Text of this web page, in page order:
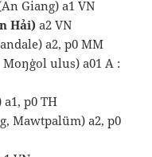
Giang) a1 VN
Hải)a2 VN
a2, p0 MM
ulus) a01 A :
a1, p0 TH
Mawtpalüm) a2, p0